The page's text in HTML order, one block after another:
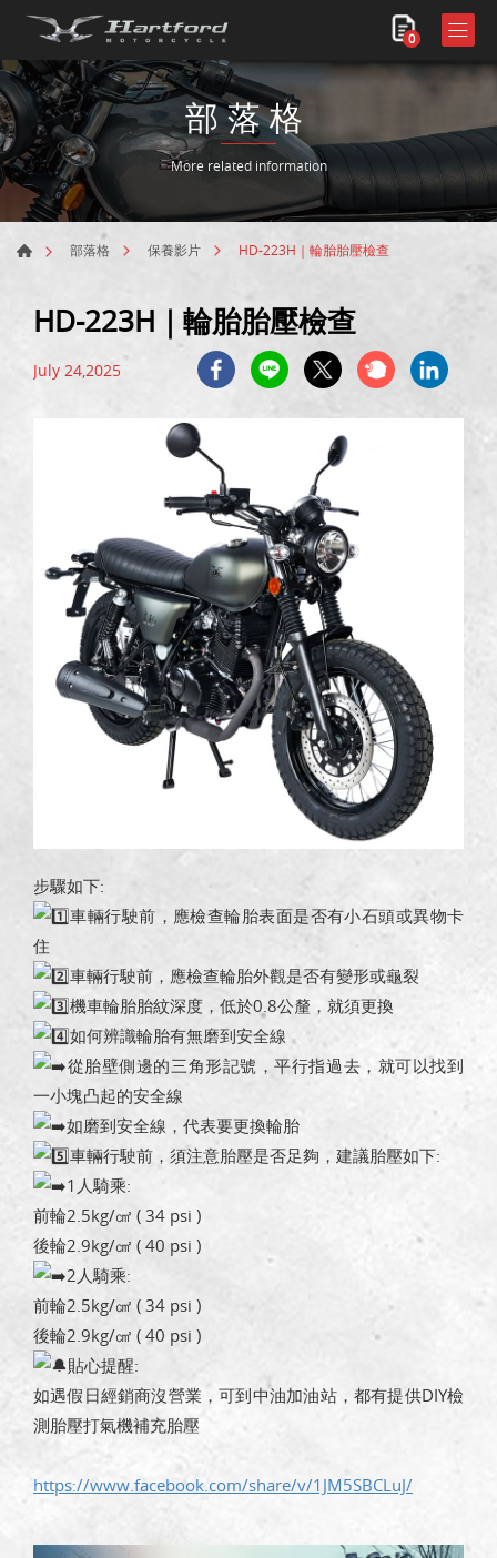
0
部落格
More related information
部落格 保養影片 HD-223H｜輪胎胎壓檢查
HD-223H｜輪胎胎壓檢查
July 24,2025
步驟如下:
車輛行駛前，應檢查輪胎表面是否有小石頭或異物卡
住
車輛行駛前，應檢查輪胎外觀是否有變形或龜裂
機車輪胎胎紋深度，低於0.8公釐，就須更換
如何辨識輪胎有無磨到安全線
從胎壁側邊的三角形記號，平行指過去，就可以找到
一小塊凸起的安全線
如磨到安全線，代表要更換輪胎
車輛行駛前，須注意胎壓是否足夠，建議胎壓如下:
1人騎乘:
前輪2.5kg/㎠ ( 34 psi )
後輪2.9kg/㎠ ( 40 psi )
2人騎乘:
前輪2.5kg/㎠ ( 34 psi )
後輪2.9kg/㎠ ( 40 psi )
貼心提醒:
如遇假日經銷商沒營業，可到中油加油站，都有提供DIY檢
測胎壓打氣機補充胎壓
https://www.facebook.com/share/v/1JM5SBCLuJ/